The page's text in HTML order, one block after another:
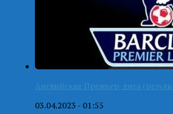
Английская Премьер-лига
03.04.2023 - 01:55